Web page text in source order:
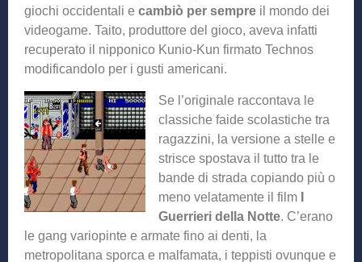
giochi occidentali e cambiò per sempre il mondo dei
videogame. Taito, produttore del gioco, aveva infatti
recuperato il nipponico Kunio-Kun firmato Technos
modificandolo per i gusti americani.
Se l’originale raccontava le
classiche faide scolastiche tra
ragazzini, la versione a stelle e
strisce spostava il tutto tra le
bande di strada copiando più o
meno velatamente il film
Guerrieri della Notte. C’erano
le gang variopinte e armate fino ai denti, la
metropolitana sporca e malfamata, i teppisti ovunque e